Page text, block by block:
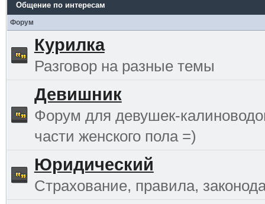
Общение по интересам
Форум
Курилка
Разговор на разные темы
Девишник
Форум для девушек-
части женского пола =)
Юридический
Страхование, правила,